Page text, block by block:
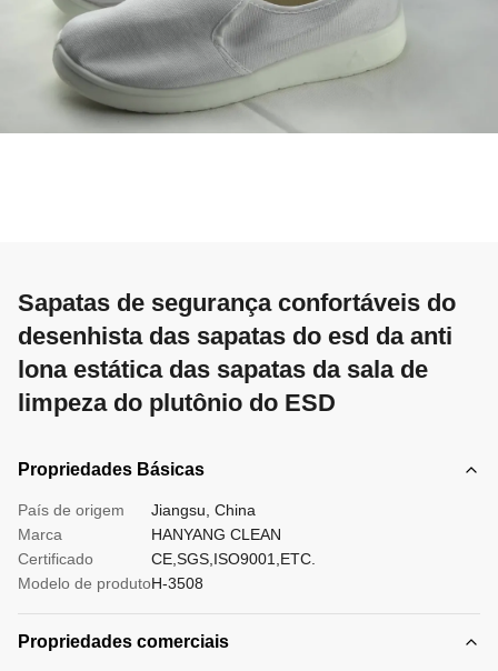
Sapatas de segurança confortáveis do
desenhista das sapatas do esd da anti
lona estática das sapatas da sala de
limpeza do plutônio do ESD
Propriedades Básicas
País de origem
Jiangsu, China
Marca
HANYANG CLEAN
Certificado
CE,SGS,ISO9001,ETC.
Modelo de produtoH-3508
Propriedades comerciais